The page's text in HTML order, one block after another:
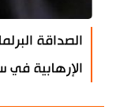
الصداقة
الإرهابية في